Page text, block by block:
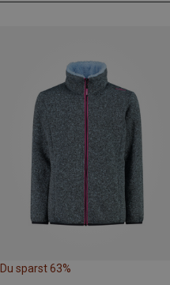
Du sparst 63%